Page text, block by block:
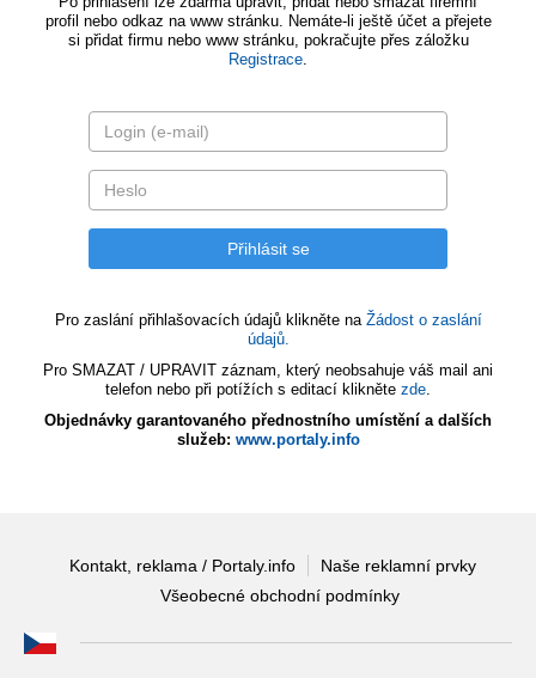
profil nebo odkaz na www stránku. Nemáte-li ještě účet a přejete
si přidat firmu nebo www stránku, pokračujte přes záložku
Registrace.
Pro zaslání přihlašovacích údajů klikněte na Žádost o zaslání
údajů.
Pro SMAZAT / UPRAVIT záznam, který neobsahuje váš mail ani
telefon nebo při potížích s editací klikněte zde.
Objednávky garantovaného přednostního umístění a dalších
služeb: www.portaly.info
Kontakt, reklama / Portaly.info
Naše reklamní prvky
Všeobecné obchodní podmínky